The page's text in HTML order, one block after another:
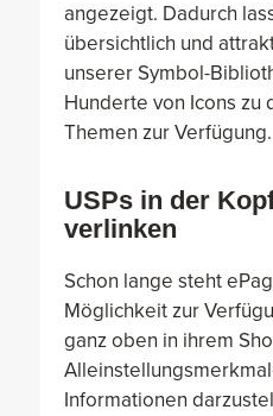
angezeigt. Dadurch
übersichtlich und
unserer Symbol-
Hunderte von Icons zu
Themen zur Verfügung.
USPs in der
verlinken
Schon lange steht
Möglichkeit zur
ganz oben in ihrem
Informationen